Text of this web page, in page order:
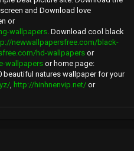
and Download love
or
wallpapers. Download cool black
newwallpapersfree.com/black-
hd-wallpapers or
wallpapers or home page:
beautiful natures wallpaper for your
, http://hinhnenvip.net/ or